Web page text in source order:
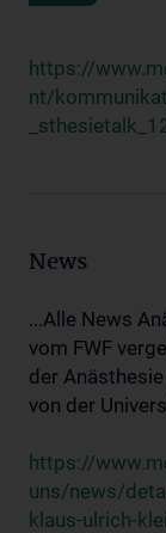
https://
nt/
News
...Alle News
vom FWF
der
von der
https://
uns/news/
klaus-ulrich-